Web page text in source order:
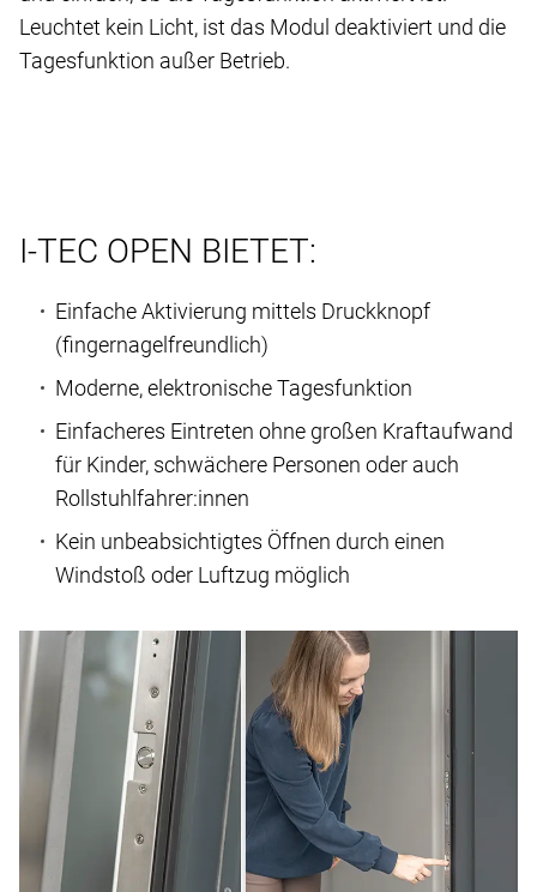
Leuchtet kein Licht, ist das Modul deaktiviert und die
Tagesfunktion außer Betrieb.
I-TEC OPEN BIETET:
Einfache Aktivierung mittels Druckknopf
(fingernagelfreundlich)
Moderne, elektronische Tagesfunktion
Einfacheres Eintreten ohne großen Kraftaufwand
für Kinder, schwächere Personen oder auch
Rollstuhlfahrer:innen
Kein unbeabsichtigtes Öffnen durch einen
Windstoß oder Luftzug möglich